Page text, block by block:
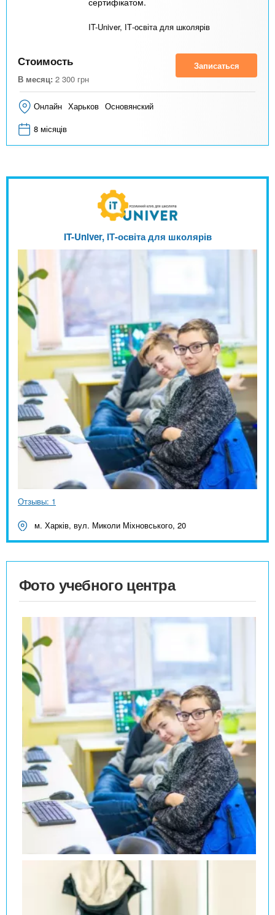
IT-Univer, ІТ-освіта для школярів
Стоимость
В месяц: 2 300 грн
Записаться
Онлайн Харьков Основянский
8 місяців
IT-Univer, ІТ-освіта для школярів
Отзывы: 1
м. Харків, вул. Миколи Міхновського, 20
Фото учебного центра